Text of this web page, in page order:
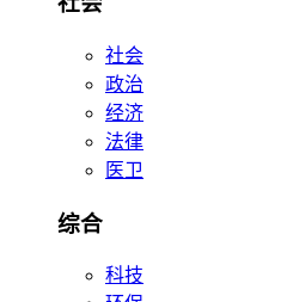
社会
政治
经济
法律
医卫
综合
科技